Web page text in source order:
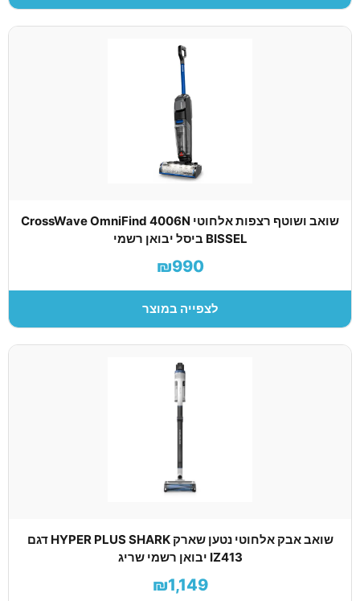
שואב ושוטף רצפות אלחוטי CrossWave OmniFind 4006N
BISSEL ביסל יבואן רשמי
₪990
לצפייה במוצר
שואב אבק אלחוטי נטען שארק HYPER PLUS SHARK דגם
IZ413 יבואן רשמי שריג
₪1,149